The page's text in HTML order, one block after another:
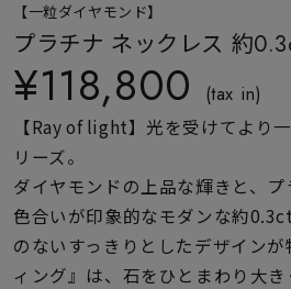
ファッションテイス
ト
着用シーン
コレクション
レディース
【一粒ダイヤモンド】
プラチナ ネックレス 約
¥118,800 (tax in)
【Ray of light】光を受けてより
リーズ。
ダイヤモンドの上品な輝きと、
色合いが印象的なモダンな約
のないすっきりとしたデザイン
ィング』は、石をひとまわり大